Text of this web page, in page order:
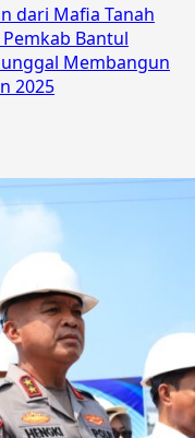
dari Mafia Tanah
Bantul
Membangun
2025